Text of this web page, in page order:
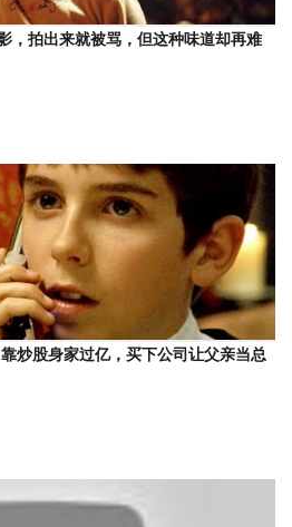
，拍出来就被骂，但这种味道却再难
炒股身家过亿，买下公司让父亲当总